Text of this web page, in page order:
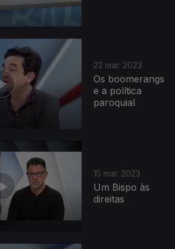
22 mar. 2023
Os boomerangs
e a política
paroquial
15 mar. 2023
Um Bispo às
direitas